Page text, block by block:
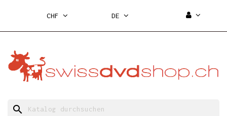
CHF DE
search